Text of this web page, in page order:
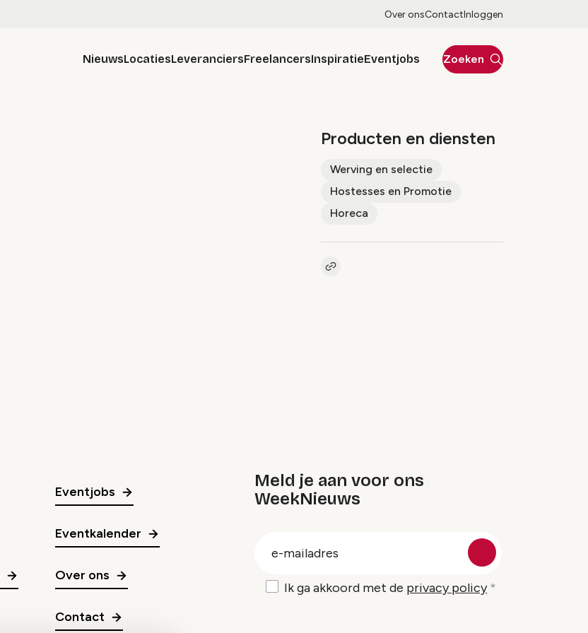
Over onsContactInloggen
NieuwsLocatiesLeveranciersFreelancersInspiratieEventjobs Zoeken
Producten en diensten
Werving en selectie
Hostesses en Promotie
Horeca
Kopieer link naar pagina
Eventjobs
Eventkalender
Over ons
Contact
Meld je aan voor ons
WeekNieuws
Ik ga akkoord met de privacy policy